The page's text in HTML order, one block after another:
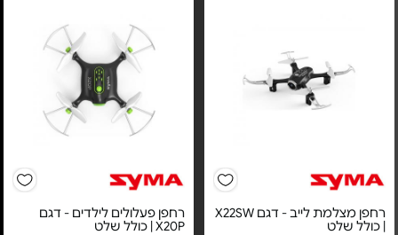
רחפן מצלמת לייב - דגם X22SW
| כולל שלט
רחפן פעלולים לילדים - דגם
X20P | כולל שלט